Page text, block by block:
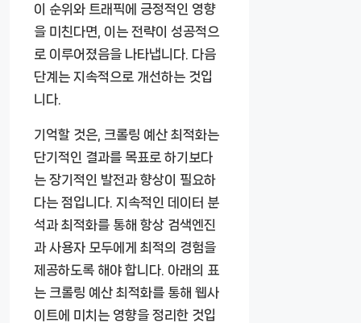
이 순위와 트래픽에 긍정적인 영향
을 미친다면, 이는 전략이 성공적으
로 이루어졌음을 나타냅니다. 다음
단계는 지속적으로 개선하는 것입
니다.
기억할 것은, 크롤링 예산 최적화는
단기적인 결과를 목표로 하기보다
는 장기적인 발전과 향상이 필요하
다는 점입니다. 지속적인 데이터 분
석과 최적화를 통해 항상 검색엔진
과 사용자 모두에게 최적의 경험을
제공하도록 해야 합니다. 아래의 표
는 크롤링 예산 최적화를 통해 웹사
이트에 미치는 영향을 정리한 것입